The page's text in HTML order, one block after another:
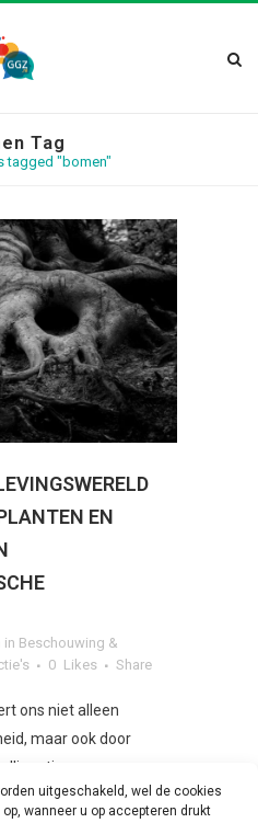
uitgeschakeld, wel de cookies
wanneer u op accepteren drukt
Tag
tagged "bomen"
EN
in Beschouwing &
0 Likes Share
ons niet alleen
maar ook door
en
Recent onderzoek